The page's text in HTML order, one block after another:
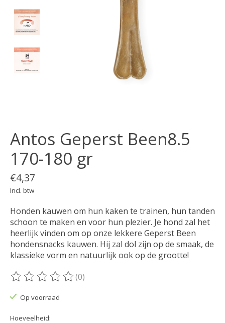
Antos Geperst Been8.5
170-180 gr
€4,37
Incl. btw
Honden kauwen om hun kaken te trainen, hun tanden
schoon te maken en voor hun plezier. Je hond zal het
heerlijk vinden om op onze lekkere Geperst Been
hondensnacks kauwen. Hij zal dol zijn op de smaak, de
klassieke vorm en natuurlijk ook op de grootte!
De beoordeling van dit product is
(0)
Op voorraad
Hoeveelheid: